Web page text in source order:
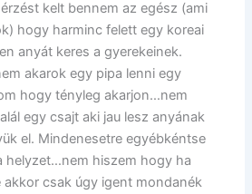
kelt bennem az egész (ami
hogy harminc felett egy koreai
anyát keres a gyerekeinek.
akarok egy pipa lenni egy
hogy tényleg akarjon…nem
egy csajt aki jau lesz anyának
el. Mindenesetre egyébkéntse
helyzet…nem hiszem hogy ha
akkor csak úgy igent mondanék